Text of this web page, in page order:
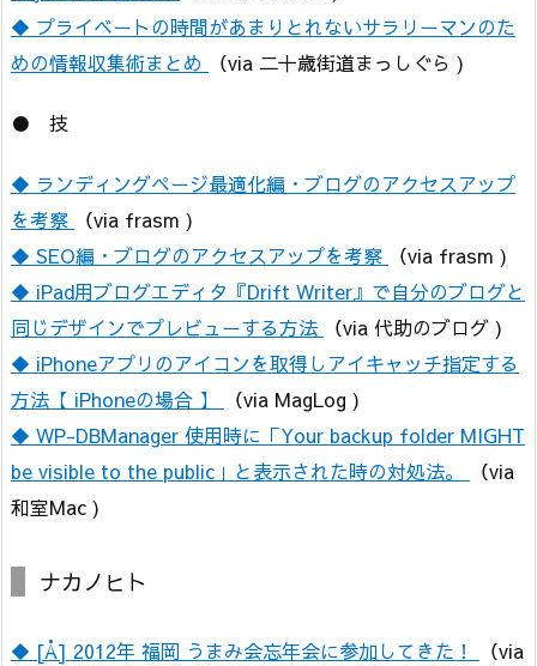
◆ プライベートの時間があまりとれないサラリーマンのた
めの情報収集術まとめ
（via 二十歳街道まっしぐら )
● 技
◆ ランディングページ最適化編・ブログのアクセスアップ
を考察
（via frasm )
◆ SEO編・ブログのアクセスアップを考察
（via frasm )
◆ iPad用ブログエディタ『Drift Writer』で自分のブログと
同じデザインでプレビューする方法
（via 代助のブログ )
◆ iPhoneアプリのアイコンを取得しアイキャッチ指定する
方法【 iPhoneの場合 】
（via MagLog )
◆ WP-DBManager 使用時に「Your backup folder MIGHT
be visible to the public」と表示された時の対処法。
（via
和室Mac )
ナカノヒト
◆ [Å] 2012年 福岡 うまみ会忘年会に参加してきた！
（via